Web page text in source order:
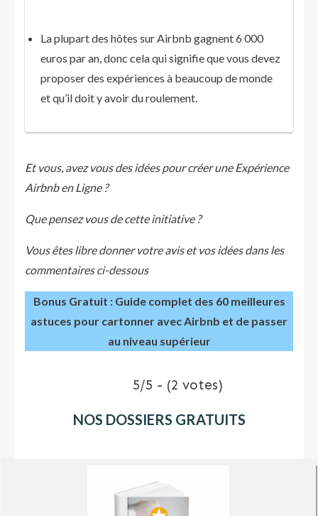
La plupart des hôtes sur Airbnb gagnent 6 000
euros par an, donc cela qui signifie que vous devez
proposer des expériences à beaucoup de monde
et qu’il doit y avoir du roulement.
Et vous, avez vous des idées pour créer une Expérience
Airbnb en Ligne ?
Que pensez vous de cette initiative ?
Vous êtes libre donner votre avis et vos idées dans les
commentaires ci-dessous
Bonus Gratuit : Guide complet des 60 meilleures
astuces pour cartonner avec Airbnb et de passer
au niveau supérieur
5/5 - (2 votes)
NOS DOSSIERS GRATUITS